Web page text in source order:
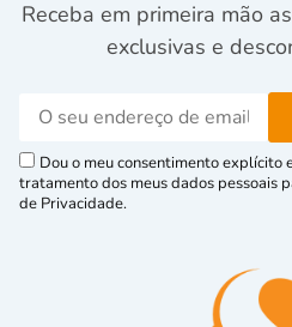
Receba em primeira mão
exclusivas e
Dou o meu consentimento explícito
tratamento dos meus dados pessoais
de Privacidade.